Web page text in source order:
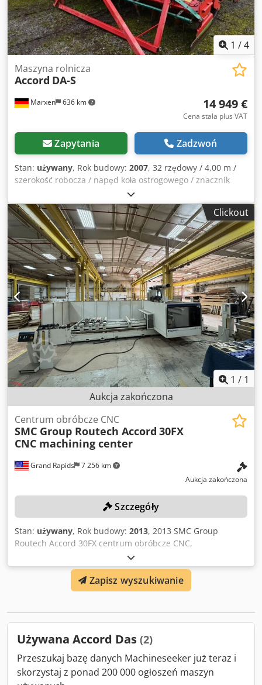
1 /4
Marxen 636 km
Maszyna rolnicza
Accord DA-S
14 949 €
Cena stała plus VAT
Zapytania Zadzwoń
Stan: używany, Rok budowy: 2007, 32 rzędowy / 4,00 m /
szerokość robocza / napęd koła ostrogowego / znacznik
śladu / redlice ciągnione / bronowanie dokładnościowe /
wyposażenie dodatkowe: / brona wirnikowa Kverneland NG
25/400 / z wałem Flexiwalze / Dkodpeqrrttefx Am DsrClickout
1 / 1
Aukcja zakończona
Grand Rapids 7 256 km
Centrum obróbcze CNC
SMC Group Routech Accord 30FX
CNC machining center
Aukcja zakończona
Szczegóły
Stan: używany, Rok budowy: 2013, 2013 SMC Group
Routech Accord 30FX centrum obróbcze CNC,
wysokowydajny wielofunkcyjny stół roboczy, 400V, 3 fazy,
oś X 6350 mm, oś Y 1640 mm, podwójne głowice obróbcze,
prędkość obrotowa 6-18 000 obr./min, zintegrowany szybki
zmieniacz narzędzi na 12 pozycji, szybki zmieniacz
prowadnice, konstrukcja bramowa, wyposażone w
sterowania, zasilanie 480V, 3 fazy, pompa próżniowa
Becker, model 271407, łopatkowa, oraz (1) chłodnica Texa,
model SAW50RBSBCC000, z transformatorem. Nabywca
odpowiedzialny za demontaż i odbiór. Dkjdpfxexdc T So
Zapisz wyszukiwanie
Używana Accord Das (2)
Przeszukaj bazę danych Machineseeker już teraz i
skorzystaj z ponad 200 000 ogłoszeń maszyn